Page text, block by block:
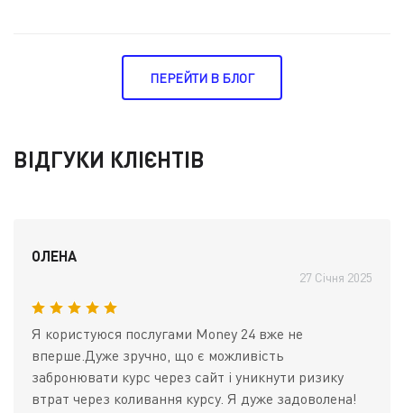
ПЕРЕЙТИ В БЛОГ
ВІДГУКИ КЛІЄНТІВ
ОЛЕНА
27 Січня 2025
Я користуюся послугами Money 24 вже не
вперше.Дуже зручно, що є можливість
забронювати курс через сайт і уникнути ризику
втрат через коливання курсу. Я дуже задоволена!